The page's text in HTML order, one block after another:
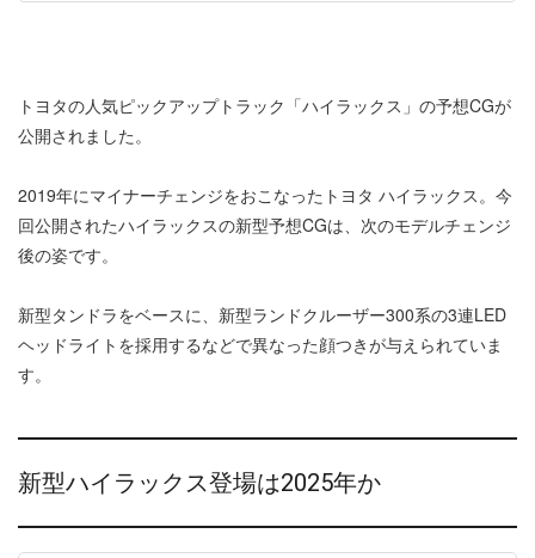
トヨタの人気ピックアップトラック「ハイラックス」の予想CGが
公開されました。
2019年にマイナーチェンジをおこなったトヨタ ハイラックス。今
回公開されたハイラックスの新型予想CGは、次のモデルチェンジ
後の姿です。
新型タンドラをベースに、新型ランドクルーザー300系の3連LED
ヘッドライトを採用するなどで異なった顔つきが与えられていま
す。
新型ハイラックス登場は2025年か